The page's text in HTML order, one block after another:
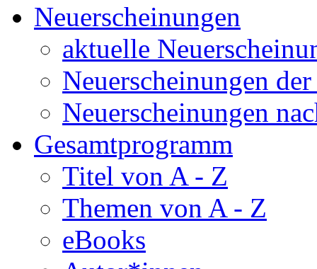
Neuerscheinungen
aktuelle
Neuerscheinungen
Neuerscheinungen
Gesamtprogramm
Titel von A - Z
Themen von A - Z
eBooks